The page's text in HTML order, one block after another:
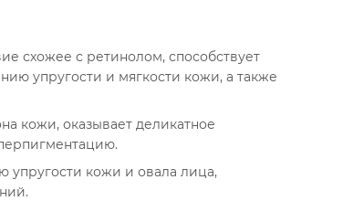
схожее с ретинолом, способствует
упругости и мягкости кожи, а также
кожи, оказывает деликатное
упругости кожи и овала лица,